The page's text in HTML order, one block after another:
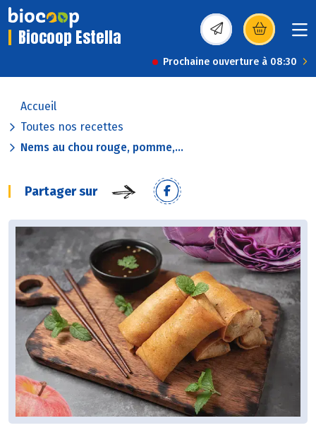
Biocoop Estella (s’ouvre dans une
Prochaine ouverture à 08:30
Accueil
Toutes nos recettes
Nems au chou rouge, pomme,...
Partager sur